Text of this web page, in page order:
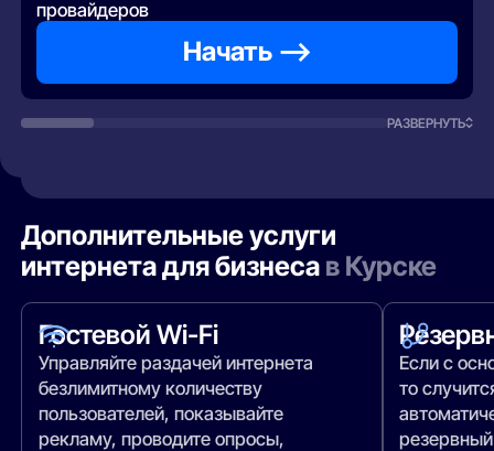
провайдеров
Начать —>
РАЗВЕРНУТЬ
Дополнительные услуги
интернета для бизнеса в Курске
Гостевой Wi-Fi
Управляйте раздачей интернета
безлимитному количеству
пользователей, показывайте
рекламу, проводите опросы,
Если с
то